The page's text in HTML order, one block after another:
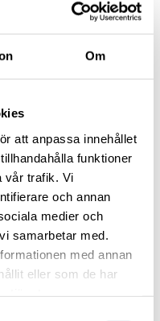
Om
att anpassa innehållet
funktioner
vår trafik. Vi
och annan
medier och
samarbetar med.
med annan
eller som de har
och
vi
produkter som är
behov. Här är
dig: